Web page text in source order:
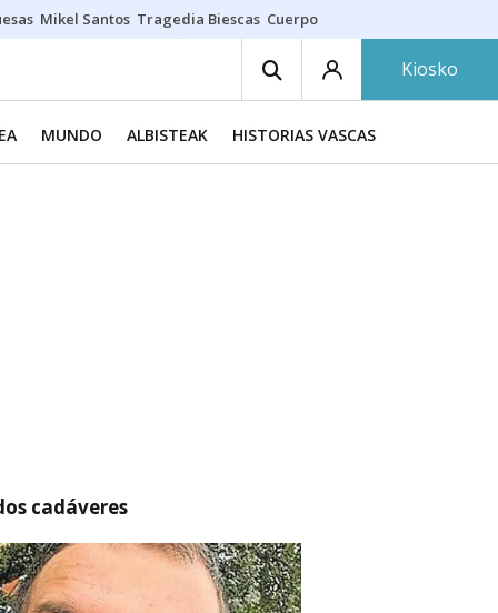
Mikel Santos Tragedia Biescas Cuerpo ría
Kiosko
MUNDO ALBISTEAK HISTORIAS VASCAS
cadáveres